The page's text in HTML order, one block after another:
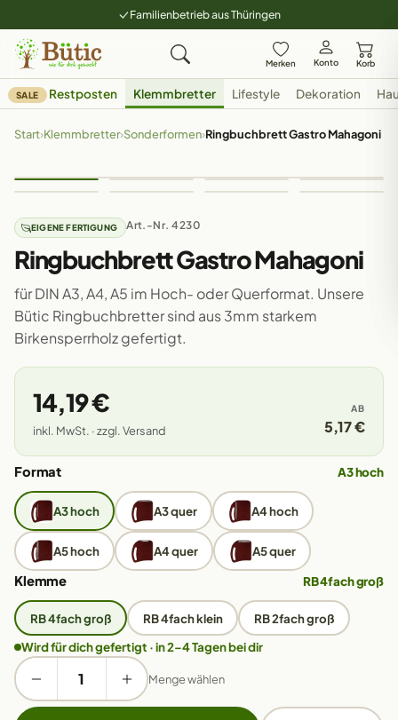
Familienbetrieb aus Thüringen
Merken Konto Korb
SALE Restposten Klemmbretter Lifestyle Dekoration
Start›Klemmbretter›Sonderformen›Ringbuchbrett Gastro Mahagoni
EIGENE FERTIGUNG Art.-Nr. 4230
Ringbuchbrett Gastro Mahagoni
für DIN A3, A4, A5 im Hoch- oder Querformat. Unsere
Bütic Ringbuchbretter sind aus 3mm starkem
Birkensperrholz gefertigt.
14,19 €
inkl. MwSt. · zzgl. Versand
AB
5,17 €
Format A3 hoch
A3 hoch A3 quer A4 hoch
A5 hoch A4 quer A5 quer
Klemme RB 4fach groß
RB 4fach groß RB 4fach klein
RB 2fach groß
Wird für dich gefertigt · in 2–4 Tagen bei dir
Menge wählen